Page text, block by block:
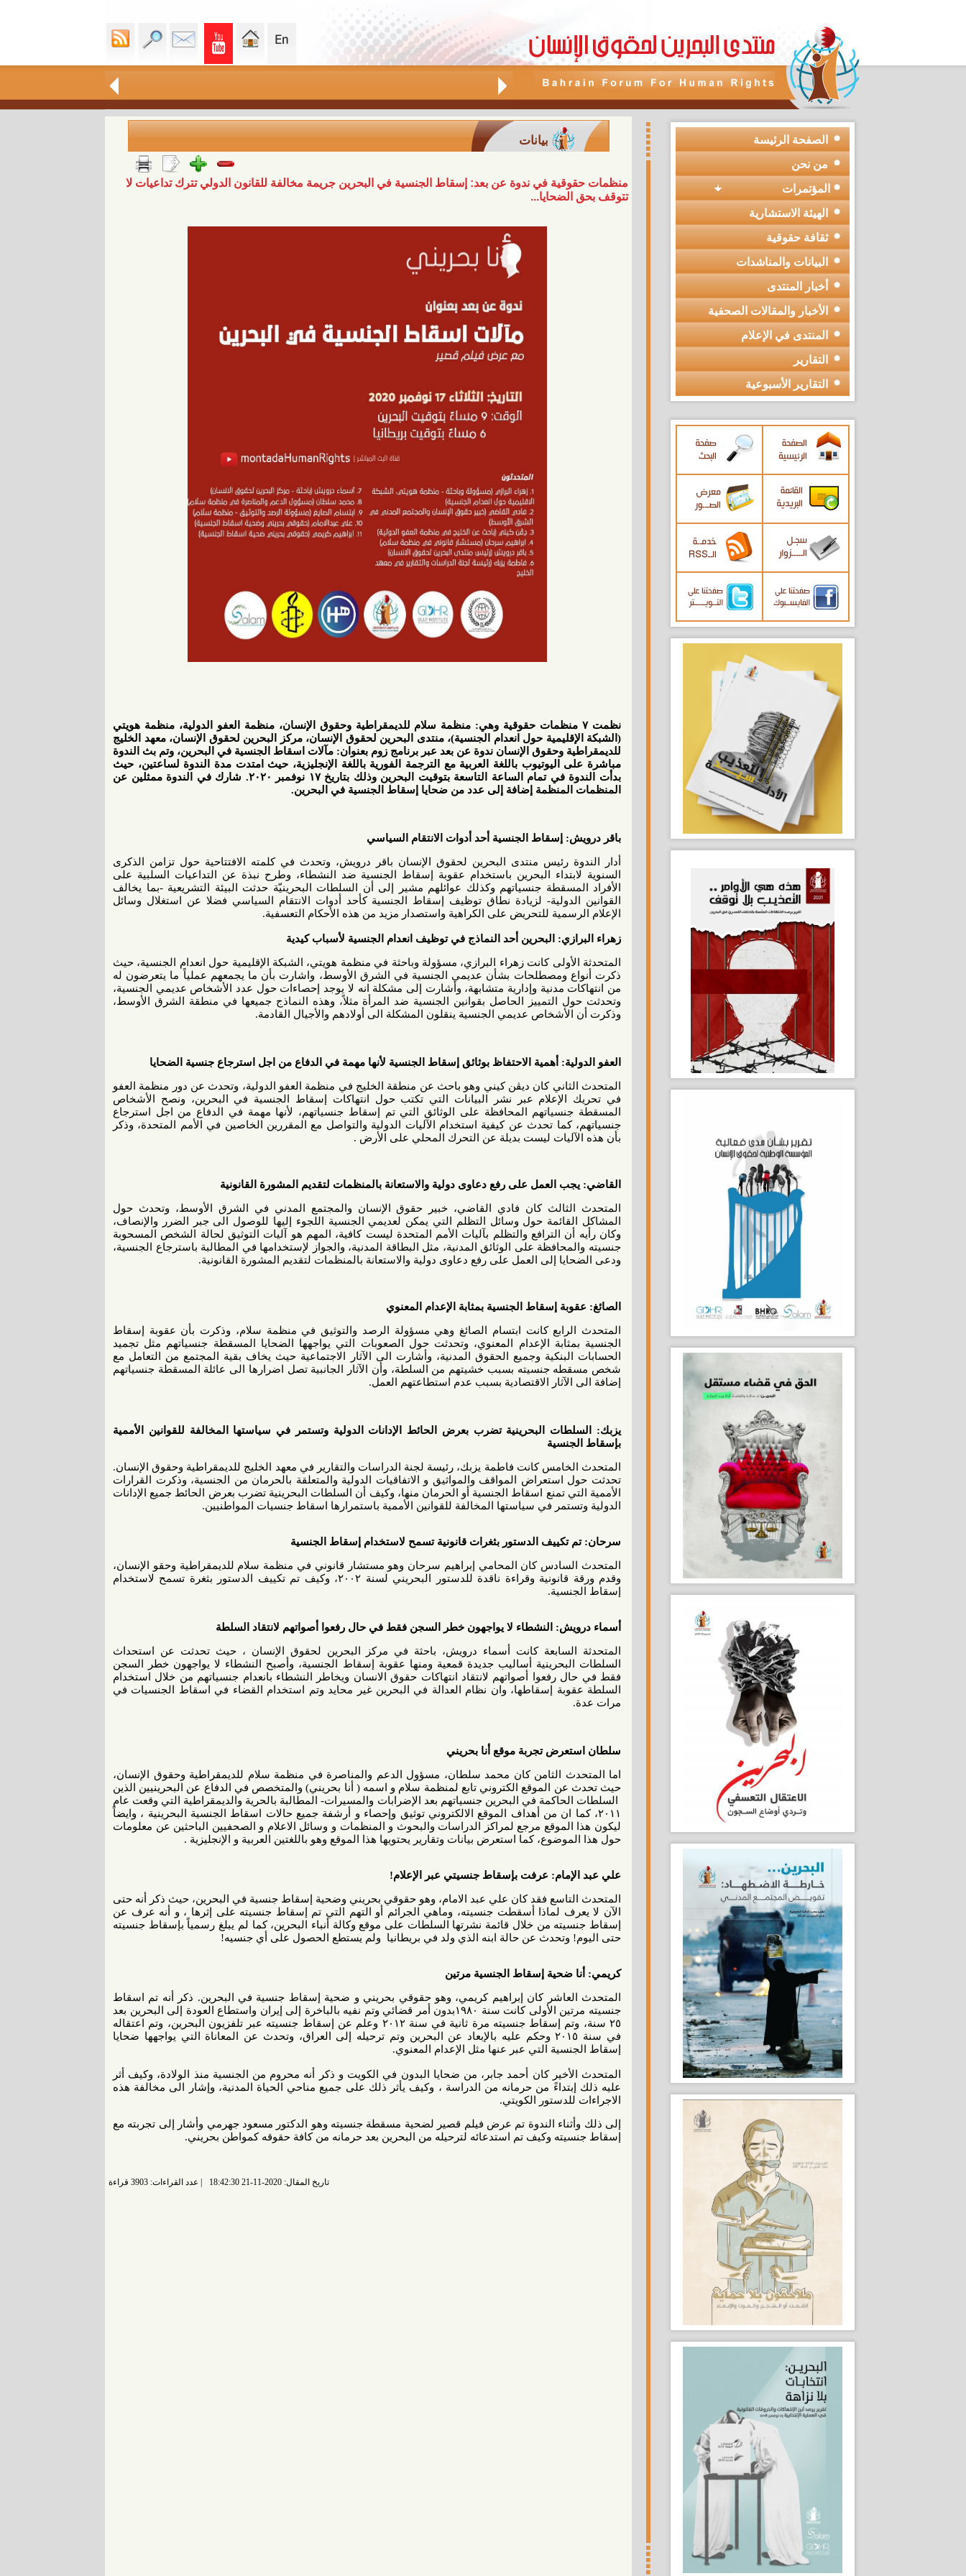
بيانات
منظمات حقوقية في ندوة عن بعد: إسقاط الجنسية في البحرين جريمة مخالفة للقانون الدولي تترك تداعيات لا
تتوقف بحق الضحايا...
نظمت ٧ منظمات حقوقية وهي: منظمة سلام للديمقراطية وحقوق الإنسان، منظمة العفو الدولية، منظمة هويتي
(الشبكة الإقليمية حول انعدام الجنسية)، منتدى البحرين لحقوق الإنسان، مركز البحرين لحقوق الإنسان، معهد الخليج
للديمقراطية وحقوق الإنسان ندوة عن بعد عبر برنامج زوم بعنوان: مآلات اسقاط الجنسية في البحرين، وتم بث الندوة
مباشرة على اليوتيوب باللغة العربية مع الترجمة الفورية باللغة الإنجليزية، حيث امتدت مدة الندوة لساعتين، حيث
بدأت الندوة في تمام الساعة التاسعة بتوقيت البحرين وذلك بتاريخ ١٧ نوفمبر ٢٠٢٠. شارك في الندوة ممثلين عن
المنظمات المنظمة إضافة إلى عدد من ضحايا إسقاط الجنسية في البحرين.
باقر درويش: إسقاط الجنسية أحد أدوات الانتقام السياسي
أدار الندوة رئيس منتدى البحرين لحقوق الإنسان باقر درويش، وتحدث في كلمته الافتتاحية حول تزامن الذكرى
السنوية لابتداء البحرين باستخدام عقوبة إسقاط الجنسية ضد النشطاء، وطرح نبذة عن التداعيات السلبية على
الأفراد المسقطة جنسياتهم وكذلك عوائلهم مشير إلى أن السلطات البحرينيّة حدثت البيئة التشريعية -بما يخالف
القوانين الدولية- لزيادة نطاق توظيف إسقاط الجنسية كأحد أدوات الانتقام السياسي فضلا عن استغلال وسائل
الإعلام الرسمية للتحريض على الكراهية واستصدار مزيد من هذه الأحكام التعسفية.
زهراء البرازي: البحرين أحد النماذج في توظيف انعدام الجنسية لأسباب كيدية
المتحدثة الأولى كانت زهراء البرازي، مسؤولة وباحثة في منظمة هويتي، الشبكة الإقليمية حول انعدام الجنسية، حيث
ذكرت أنواع ومصطلحات بشأن عديمي الجنسية في الشرق الأوسط، واشارت بأن ما يجمعهم عملياً ما يتعرضون له
من انتهاكات مدنية وإدارية متشابهة، وأشارت إلى مشكلة انه لا يوجد إحصاءات حول عدد الأشخاص عديمي الجنسية،
وتحدثت حول التمييز الحاصل بقوانين الجنسية ضد المرأة مثلاً، وهذه النماذج جميعها في منطقة الشرق الأوسط،
وذكرت أن الأشخاص عديمي الجنسية ينقلون المشكلة الى أولادهم والأجيال القادمة.
العفو الدولية: أهمية الاحتفاظ بوثائق إسقاط الجنسية لأنها مهمة في الدفاع من اجل استرجاع جنسية الضحايا
المتحدث الثاني كان ديڤن كيني وهو باحث عن منطقة الخليج في منظمة العفو الدولية، وتحدث عن دور منظمة العفو
في تحريك الإعلام عبر نشر البيانات التي تكتب حول انتهاكات إسقاط الجنسية في البحرين، ونصح الأشخاص
المسقطة جنسياتهم المحافظة على الوثائق التي تم إسقاط جنسياتهم، لأنها مهمة في الدفاع من اجل استرجاع
جنسياتهم، كما تحدث عن كيفية استخدام الآليات الدولية والتواصل مع المقررين الخاصين في الأمم المتحدة، وذكر
بأن هذه الآليات ليست بديلة عن التحرك المحلي على الأرض .
القاضي: يجب العمل على رفع دعاوى دولية والاستعانة بالمنظمات لتقديم المشورة القانونية
المتحدث الثالث كان فادي القاضي، خبير حقوق الإنسان والمجتمع المدني في الشرق الأوسط، وتحدث حول
المشاكل القائمة حول وسائل التظلم التي يمكن لعديمي الجنسية اللجوء إليها للوصول الى جبر الضرر والإنصاف،
وكان رأيه أن الترافع والتظلم بآليات الأمم المتحدة ليست كافية، المهم هو آليات التوثيق لحالة الشخص المسحوبة
جنسيته والمحافظة على الوثائق المدنية، مثل البطاقة المدنية، والجواز لإستخدامها في المطالبة باسترجاع الجنسية،
ودعى الضحايا إلى العمل على رفع دعاوى دولية والاستعانة بالمنظمات لتقديم المشورة القانونية.
الصائغ: عقوبة إسقاط الجنسية بمثابة الإعدام المعنوي
المتحدث الرابع كانت ابتسام الصائغ وهي مسؤولة الرصد والتوثيق في منظمة سلام، وذكرت بأن عقوبة إسقاط
الجنسية بمثابة الإعدام المعنوي، وتحدثت حول الصعوبات التي يواجهها الضحايا المسقطة جنسياتهم مثل تجميد
الحسابات البنكية وجميع الحقوق المدنية، وأشارت الى الآثار الاجتماعية حيث يخاف بقية المجتمع من التعامل مع
شخص مسقطه جنسيته بسبب خشيتهم من السلطة، وأن الآثار الجانبية تصل اضرارها الى عائلة المسقطة جنسياتهم
إضافة الى الآثار الاقتصادية بسبب عدم استطاعتهم العمل.
يزبك: السلطات البحرينية تضرب بعرض الحائط الإدانات الدولية وتستمر في سياستها المخالفة للقوانين الأممية
بإسقاط الجنسية
المتحدث الخامس كانت فاطمة يزبك، رئيسة لجنة الدراسات والتقارير في معهد الخليج للديمقراطية وحقوق الإنسان.
تحدثت حول استعراض المواقف والمواثيق و الاتفاقيات الدولية والمتعلقة بالحرمان من الجنسية، وذكرت القرارات
الأممية التي تمنع اسقاط الجنسية أو الحرمان منها، وكيف أن السلطات البحرينية تضرب بعرض الحائط جميع الإدانات
الدولية وتستمر في سياستها المخالفة للقوانين الأممية باستمرارها اسقاط جنسيات المواطنيين.
سرحان: تم تكييف الدستور بثغرات قانونية تسمح لاستخدام إسقاط الجنسية
المتحدث السادس كان المحامي إبراهيم سرحان وهو مستشار قانوني في منظمة سلام للديمقراطية وحقو الإنسان،
وقدم ورقة قانونية وقراءة ناقدة للدستور البحريني لسنة ٢٠٠٢، وكيف تم تكييف الدستور بثغرة تسمح لاستخدام
إسقاط الجنسية.
أسماء درويش: النشطاء لا يواجهون خطر السجن فقط في حال رفعوا أصواتهم لانتقاد السلطة
المتحدثة السابعة كانت أسماء درويش، باحثة في مركز البحرين لحقوق الإنسان ، حيث تحدثت عن استحداث
السلطات البحرينية أساليب جديدة قمعية ومنها عقوبة إسقاط الجنسية، وأصبح النشطاء لا يواجهون خطر السجن
فقط في حال رفعوا أصواتهم لانتقاد انتهاكات حقوق الانسان ويخاطر النشطاء بانعدام جنسياتهم من خلال استخدام
السلطة عقوبة إسقاطها، وان نظام العدالة في البحرين غير محايد وتم استخدام القضاء في اسقاط الجنسيات في
مرات عدة.
سلطان استعرض تجربة موقع أنا بحريني
اما المتحدث الثامن كان محمد سلطان، مسؤول الدعم والمناصرة في منظمة سلام للديمقراطية وحقوق الإنسان،
حيث تحدث عن الموقع الكتروني تابع لمنظمة سلام و اسمه ( أنا بحريني) والمتخصص في الدفاع عن البحرينيين الذين
السلطات الحاكمة في البحرين جنسياتهم بعد الإضرابات والمسيرات- المطالبة بالحرية والديمقراطية التي وقعت عام
٢٠١١، كما ان من أهداف الموقع الالكتروني توثيق وإحصاء و أرشفة جميع حالات اسقاط الجنسية البحرينية ، وايضاً
ليكون هذا الموقع مرجع لمراكز الدراسات والبحوث و المنظمات و وسائل الاعلام و الصحفيين الباحثين عن معلومات
حول هذا الموضوع، كما استعرض بيانات وتقارير يحتويها هذا الموقع وهو باللغتين العربية و الإنجليزية .
علي عبد الإمام: عرفت بإسقاط جنسيتي عبر الإعلام!
المتحدث التاسع فقد كان علي عبد الامام، وهو حقوقي بحريني وضحية إسقاط جنسية في البحرين، حيث ذكر أنه حتى
الآن لا يعرف لماذا أسقطت جنسيته، وماهي الجرائم أو التهم التي تم إسقاط جنسيته على إثرها ، و أنه عرف عن
إسقاط جنسيته من خلال قائمة نشرتها السلطات على موقع وكالة أنباء البحرين، كما لم يبلغ رسمياً بإسقاط جنسيته
حتى اليوم! وتحدث عن حالة ابنه الذي ولد في بريطانيا ولم يستطع الحصول على أي جنسيه!
كريمي: أنا ضحية إسقاط الجنسية مرتين
المتحدث العاشر كان إبراهيم كريمي، وهو حقوقي بحريني و ضحية إسقاط جنسية في البحرين. ذكر أنه تم اسقاط
جنسيته مرتين الأولى كانت سنة ١٩٨٠بدون أمر قضائي وتم نفيه بالباخرة إلى إيران واستطاع العودة إلى البحرين بعد
٢٥ سنة، وتم إسقاط جنسيته مرة ثانية في سنة ٢٠١٢ وعلم عن إسقاط جنسيته عبر تلفزيون البحرين، وتم اعتقاله
في سنة ٢٠١٥ وحكم عليه بالإبعاد عن البحرين وتم ترحيله إلى العراق، وتحدث عن المعاناة التي يواجهها ضحايا
إسقاط الجنسية التي عبر عنها مثل الإعدام المعنوي.
المتحدث الأخير كان أحمد جابر، من ضحايا البدون في الكويت و ذكر أنه محروم من الجنسية منذ الولادة، وكيف أثر
عليه ذلك إبتداءً من حرمانه من الدراسة ، وكيف يأثر ذلك على جميع مناحي الحياة المدنية، وإشار الى مخالفة هذه
الاجراءات للدستور الكويتي.
إلى ذلك وأثناء الندوة تم عرض فيلم قصير لضحية مسقطة جنسيته وهو الدكتور مسعود جهرمي وأشار إلى تجربته مع
إسقاط جنسيته وكيف تم استدعائه لترحيله من البحرين بعد حرمانه من كافة حقوقه كمواطن بحريني.
تاريخ المقال: 2020-11-21 18:42:30
الصفحة الرئيسة
من نحن
المؤتمرات
الهيئة الاستشارية
ثقافة حقوقية
البيانات والمناشدات
أخبار المنتدى
الأخبار والمقالات الصحفية
المنتدى في الإعلام
التقارير
التقارير الأسبوعية